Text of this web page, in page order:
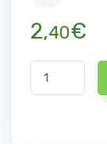
2,40€
quantité de